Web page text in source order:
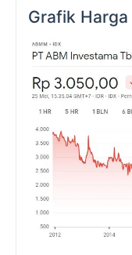
Grafik